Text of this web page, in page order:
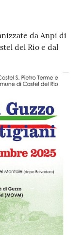
da Anpi di
del Rio e dal